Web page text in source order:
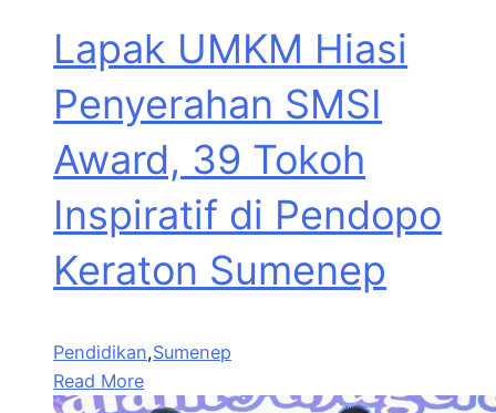
Lapak UMKM Hiasi
Penyerahan SMSI
Award, 39 Tokoh
Inspiratif di Pendopo
Keraton Sumenep
Pendidikan,Sumenep
Read More